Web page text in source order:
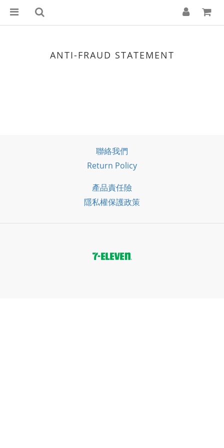
ANTI-FRAUD STATEMENT
聯絡我們
Return Policy
產品責任險
隱私權保護政策